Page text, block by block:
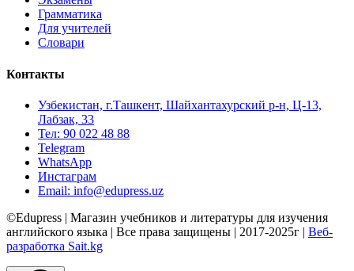
Грамматика
Для учителей
Словари
Контакты
Узбекистан, г.Ташкент, Шайхантахурский р-н, Ц-13,
Лабзак, 33
Тел: 90 022 48 88
Telegram
WhatsApp
Инстаграм
Email: info@edupress.uz
©Edupress | Магазин учебников и литературы для изучения
английского языка | Все права защищены | 2017-2025г | Веб-
разработка Sait.kg